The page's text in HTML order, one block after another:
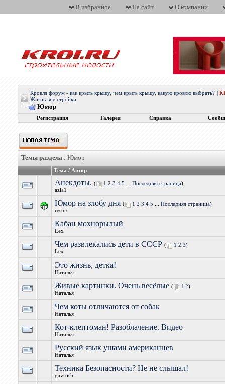
В избранное На сайт О компании
Кровля форум - как крыть крышу, чем крыть крышу, какую кровлю выбрать?
Жизнь вне стройки
Юмор
Регистрация Галерея Справка
Темы раздела: Юмор
Тема / Автор
Анекдоты. ( 1 2 3 4 5 Последняя страница)
azia1
Юмор на злобу дня ( 1 2 3 4 5 Последняя страница)
resurs
Кабан мохнорылый
Lex
Чем развлекались дети в СССР ( 1 2 3)
Lex
Это жизнь, детка!
Наталья
Живые картинки. Очень весёлые ( 1 2)
Наталья
Чем коты отличаются от собак
Наталья
Кот-клептоман! Разоблачение. Видео
Наталья
Русский язык ушами американцев
Наталья
Техника Безопасности? Не не слышал!
gavrosh